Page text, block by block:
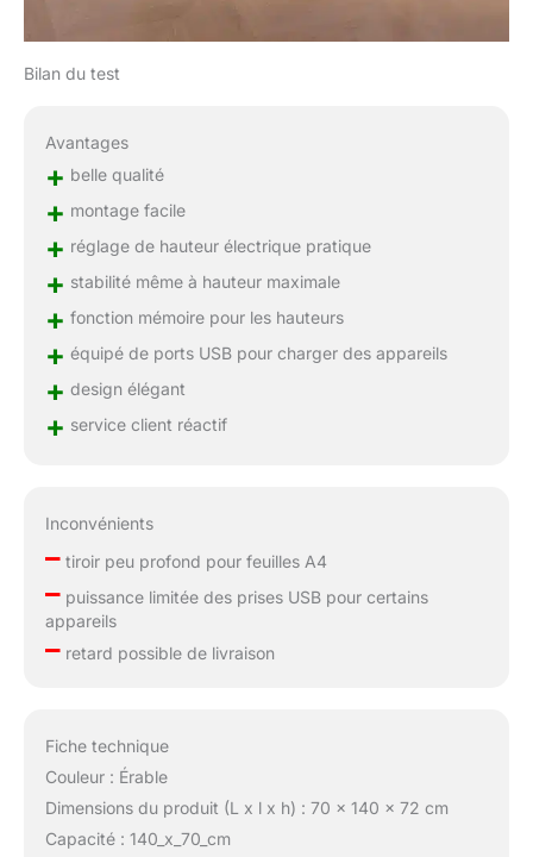
Bilan du test
Avantages
+ belle qualité
+ montage facile
+ réglage de hauteur électrique pratique
+ stabilité même à hauteur maximale
+ fonction mémoire pour les hauteurs
+ équipé de ports USB pour charger des appareils
+ design élégant
+ service client réactif
Inconvénients
–tiroir peu profond pour feuilles A4
–puissance limitée des prises USB pour certains
appareils
–retard possible de livraison
Fiche technique
Couleur : Érable
Dimensions du produit (L x l x h) : 70 x 140 x 72 cm
Capacité : 140_x_70_cm